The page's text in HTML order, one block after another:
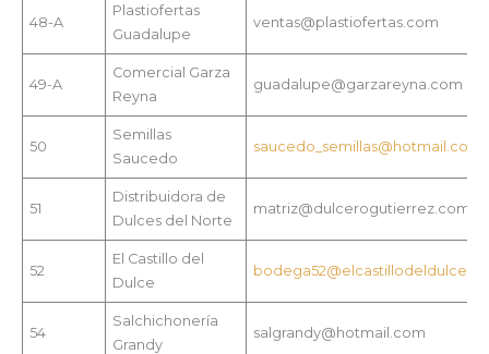
48-A
Plastiofertas
Guadalupe
ventas@plastiofertas.com
49-A
Comercial Garza
Reyna
guadalupe@garzareyna.com
50
Semillas
Saucedo
saucedo_semillas@hotmail.com
51
Distribuidora de
Dulces del Norte
matriz@dulcerogutierrez.com
52
El Castillo del
Dulce
54
Salchichonería
Grandy
salgrandy@hotmail.com